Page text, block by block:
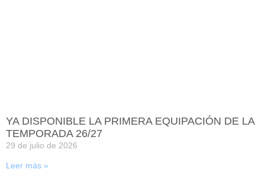
YA DISPONIBLE LA PRIMERA EQUIPACIÓN DE LA
TEMPORADA 26/27
29 de julio de 2026
Leer más »